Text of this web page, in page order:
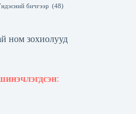
бичгээр (48)
ном зохиолууд
: